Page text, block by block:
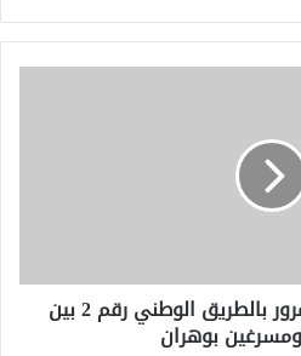
وفاة شخص في حادث مرور بالطريق الوطني رقم 2 بين
بوهران